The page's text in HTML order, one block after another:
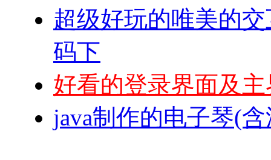
超级好玩的唯美的
码下
好看的登录界面及
java制作的电子琴(